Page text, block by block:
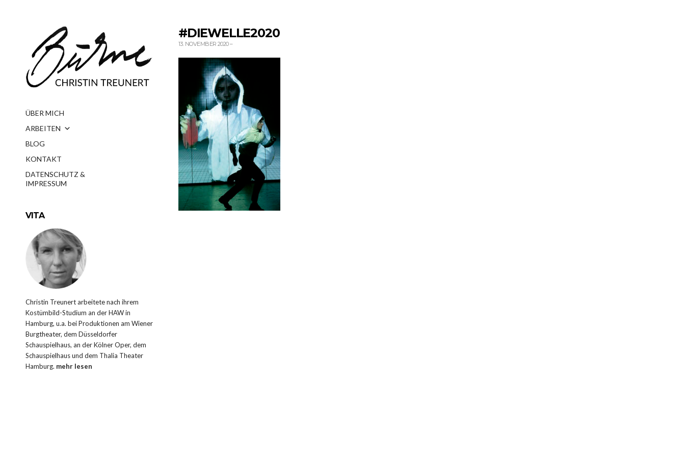
ÜBER MICH
ARBEITEN
BLOG
KONTAKT
DATENSCHUTZ &
IMPRESSUM
VITA
Christin Treunert arbeitete nach ihrem
Kostümbild-Studium an der HAW in
Hamburg, u.a. bei Produktionen am Wiener
Burgtheater, dem Düsseldorfer
Schauspielhaus, an der Kölner Oper, dem
Schauspielhaus und dem Thalia Theater
Hamburg. mehr lesen
#DIEWELLE2020
13. NOVEMBER 2020–